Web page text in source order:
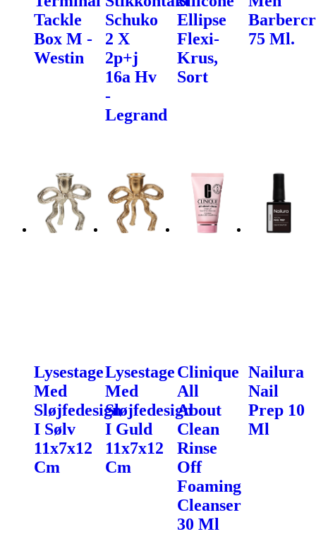
Tackle
Box M -
Westin
Schuko
2 X
2p+j
16a Hv
-
Legrand
Ellipse
Flexi-
Krus,
Sort
75 Ml.
Lysestage
Med
Sløjfedesign
I Sølv
11x7x12
Cm
Lysestage
Med
Sløjfedesign
I Guld
11x7x12
Cm
Clinique
All
About
Clean
Rinse
Off
Foaming
Cleanser
30 Ml
Nailura
Nail
Prep 10
Ml